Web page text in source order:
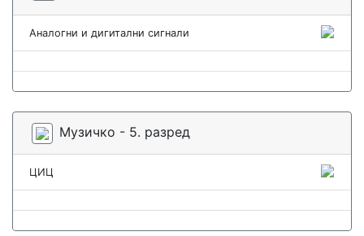
Аналогни и дигитални сигнали
Музичко - 5. разред
ЦИЦ